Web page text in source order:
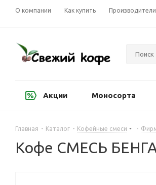
О компании Как купить Производители
Акции Моносорта
Главная - Каталог - Кофейные смеси -
Кофе СМЕСЬ